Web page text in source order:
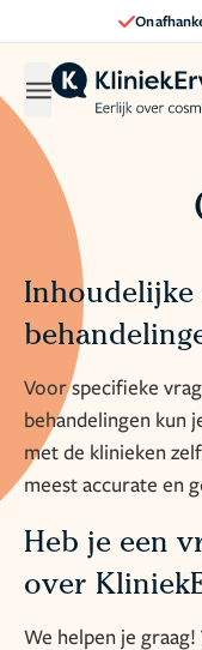
Inhoudelijke
Voor specifieke
behandelingen kun
met de klinieken
meest accurate en
Heb je een
over
We helpen je